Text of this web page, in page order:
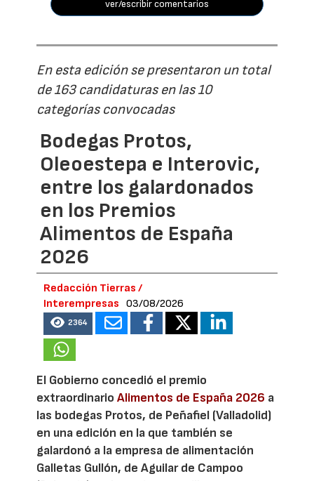
ver/escribir comentarios
En esta edición se presentaron un total
de 163 candidaturas en las 10
categorías convocadas
Bodegas Protos,
Oleoestepa e Interovic,
entre los galardonados
en los Premios
Alimentos de España
2026
Redacción Tierras /
Interempresas
03/08/2026
2364
El Gobierno concedió el premio
extraordinarioAlimentos de España 2026 a
las bodegas Protos, de Peñafiel (Valladolid)
en una edición en la que también se
galardonó a la empresa de alimentación
Galletas Gullón, de Aguilar de Campoo